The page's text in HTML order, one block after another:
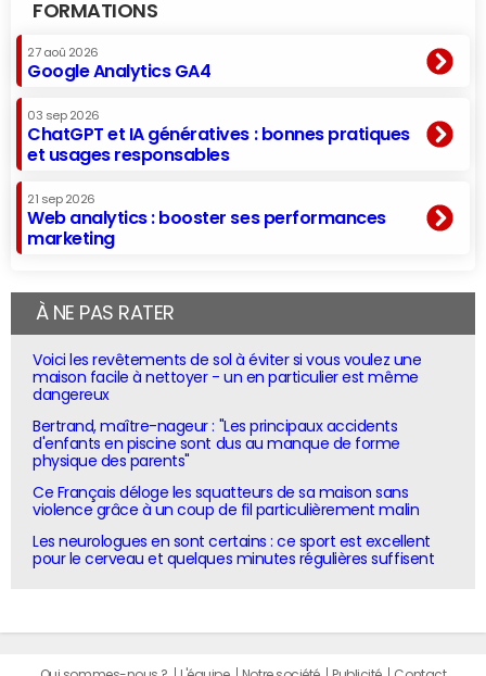
FORMATIONS
27 aoû 2026
Google Analytics GA4
03 sep 2026
ChatGPT et IA génératives : bonnes pratiques
et usages responsables
21 sep 2026
Web analytics : booster ses performances
marketing
À NE PAS RATER
Voici les revêtements de sol à éviter si vous voulez une
maison facile à nettoyer - un en particulier est même
dangereux
Bertrand, maître-nageur : "Les principaux accidents
d'enfants en piscine sont dus au manque de forme
physique des parents"
Ce Français déloge les squatteurs de sa maison sans
violence grâce à un coup de fil particulièrement malin
Les neurologues en sont certains : ce sport est excellent
pour le cerveau et quelques minutes régulières suffisent